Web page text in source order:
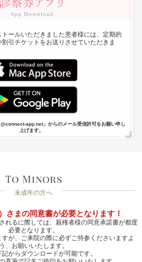
ールいただきました患者様には、定期的
引チケットをお送りさせていただきま
app.net」からのメール受信許可をお願い申し
上げます。
未成年の方へ
さまの同意書が必要となります！
れるに際しては、親権者様の同意承諾書が都度
必要となります。
が、ご来院の際に必ずご持参くださいますよ
う、お願いいたします。
記からダウンロードが可能です。